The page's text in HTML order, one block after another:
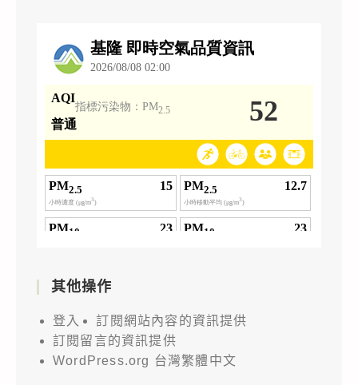
其他操作
登入
訂閱網站內容的資訊提供
訂閱留言的資訊提供
WordPress.org 台灣繁體中文